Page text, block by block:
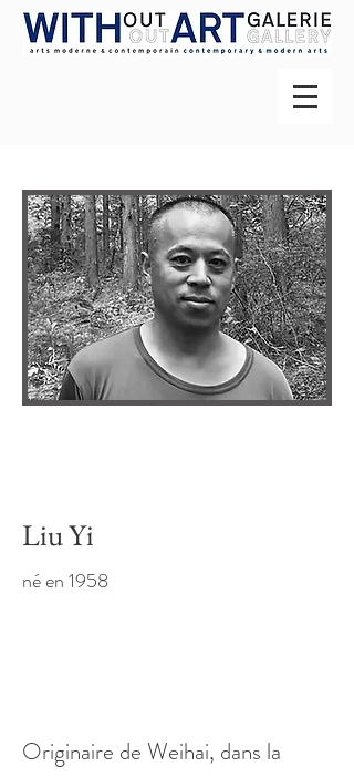
Liu Yi
né en 1958
Originaire de Weihai, dans la